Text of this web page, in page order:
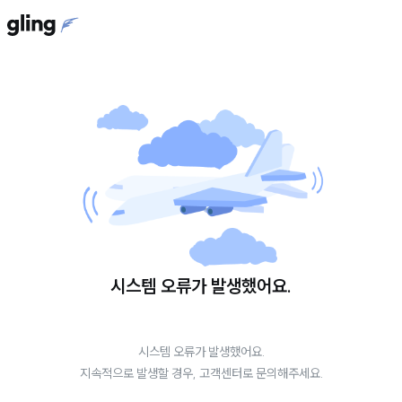
시스템 오류가 발생했어요.
시스템 오류가 발생했어요.
지속적으로 발생할 경우, 고객센터로 문의해주세요.